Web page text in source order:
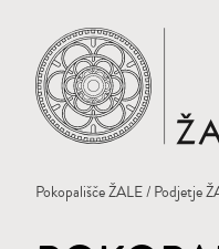
Domov
Pokopališče ŽALE/Podjetje